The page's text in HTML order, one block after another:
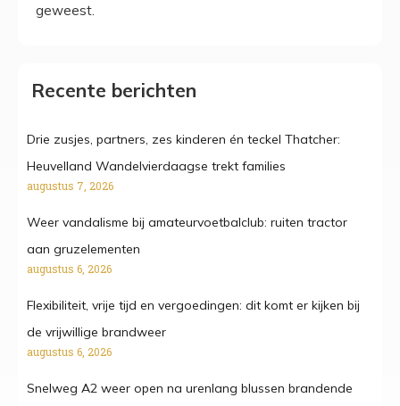
geweest.
Recente berichten
Drie zusjes, partners, zes kinderen én teckel Thatcher:
Heuvelland Wandelvierdaagse trekt families
augustus 7, 2026
Weer vandalisme bij amateurvoetbalclub: ruiten tractor
aan gruzelementen
augustus 6, 2026
Flexibiliteit, vrije tijd en vergoedingen: dit komt er kijken bij
de vrijwillige brandweer
augustus 6, 2026
Snelweg A2 weer open na urenlang blussen brandende